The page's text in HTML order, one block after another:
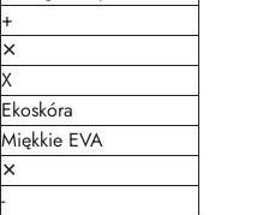
+
✕
X
Ekoskóra
Miękkie EVA
✕
-